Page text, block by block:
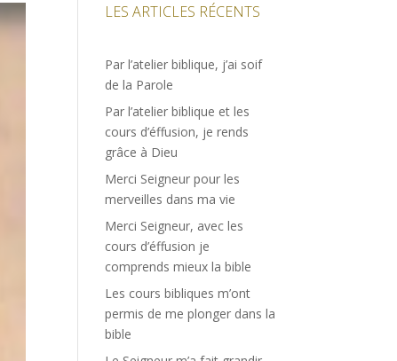
LES ARTICLES RÉCENTS
Par l’atelier biblique, j’ai soif
de la Parole
Par l’atelier biblique et les
cours d’éffusion, je rends
grâce à Dieu
Merci Seigneur pour les
merveilles dans ma vie
Merci Seigneur, avec les
cours d’éffusion je
comprends mieux la bible
Les cours bibliques m’ont
permis de me plonger dans la
bible